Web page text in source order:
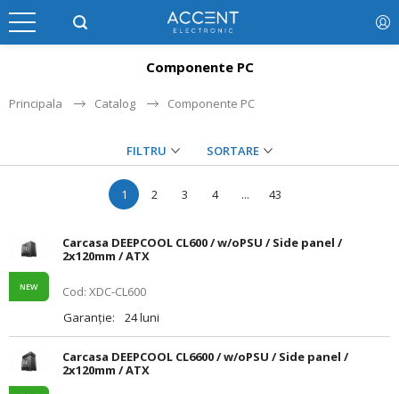
Componente PC
Principala Catalog Componente PC
FILTRU SORTARE
1 2 3 4 ... 43
NEW
Carcasa DEEPCOOL CL600 / w/oPSU / Side panel /
2x120mm / ATX
Cod: XDC-CL600
Garanție:
24 luni
Carcasa DEEPCOOL CL6600 / w/oPSU / Side panel /
2x120mm / ATX